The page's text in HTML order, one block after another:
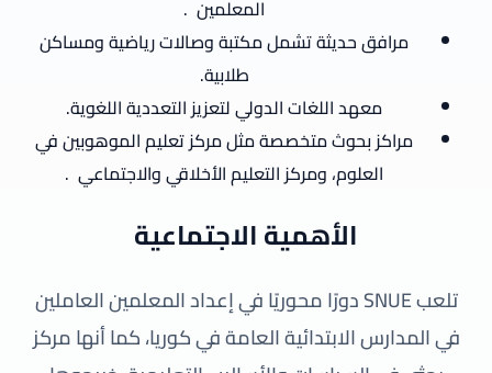
المعلمين .
مرافق حديثة تشمل مكتبة وصالات رياضية ومساكن
طلابية.
معهد اللغات الدولي لتعزيز التعددية اللغوية.
مراكز بحوث متخصصة مثل مركز تعليم الموهوبين في
العلوم، ومركز التعليم الأخلاقي والاجتماعي .
الأهمية الاجتماعية
تلعب SNUE دورًا محوريًا في إعداد المعلمين العاملين
في المدارس الابتدائية العامة في كوريا، كما أنها مركز